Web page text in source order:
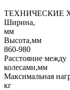
ТЕХНИЧЕСКИЕ
Ширина,
860-980
Расстояние между
Максимальная
кг